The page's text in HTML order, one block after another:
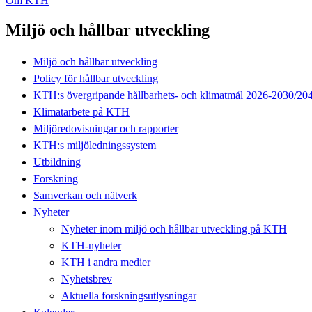
Miljö och hållbar utveckling
Miljö och hållbar utveckling
Policy för hållbar utveckling
KTH:s övergripande hållbarhets- och klimatmål 2026-2030/
Klimatarbete på KTH
Miljöredovisningar och rapporter
KTH:s miljöledningssystem
Utbildning
Forskning
Samverkan och nätverk
Nyheter
Nyheter inom miljö och hållbar utveckling på KTH
KTH-nyheter
KTH i andra medier
Nyhetsbrev
Aktuella forskningsutlysningar